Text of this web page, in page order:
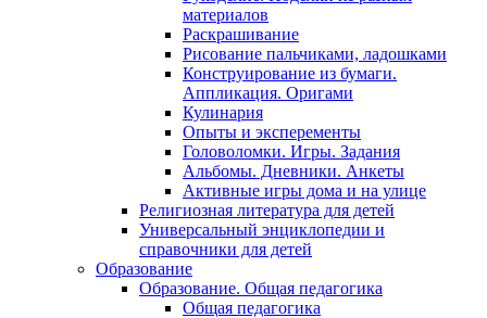
материалов
Раскрашивание
Рисование пальчиками, ладошками
Конструирование из бумаги.
Аппликация. Оригами
Кулинария
Опыты и эксперементы
Головоломки. Игры. Задания
Альбомы. Дневники. Анкеты
Активные игры дома и на улице
Религиозная литература для детей
Универсальный энциклопедии и
справочники для детей
Образование
Образование. Общая педагогика
Общая педагогика